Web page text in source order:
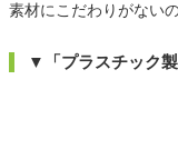
素材にこだわりがない
▼「プラスチック